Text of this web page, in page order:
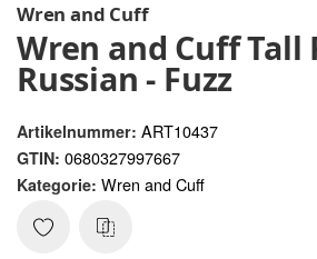
Wren and Cuff
Wren and Cuff Tall
Russian - Fuzz
Artikelnummer: ART10437
GTIN: 0680327997667
Kategorie: Wren and Cuff